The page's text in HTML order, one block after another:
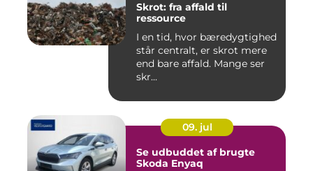
Skrot: fra affald til
ressource
I en tid, hvor bæredygtighed
står centralt, er skrot mere
end bare affald. Mange ser
skr...
09. jul
Se udbuddet af brugte
Skoda Enyaq